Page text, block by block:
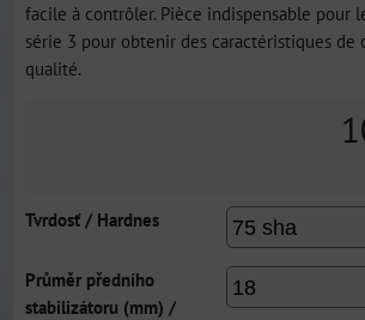
facile à contrôler. Pièce indispensable pour
série 3 pour obtenir des caractéristiques de
qualité.
Tvrdosť / Hardnes
Průměr předního
stabilizátoru (mm) /